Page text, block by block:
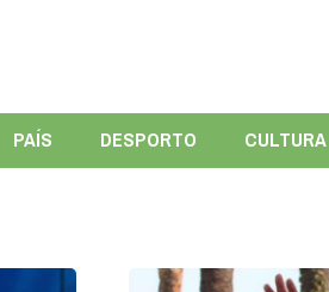
PAÍS DESPORTO CULTURA